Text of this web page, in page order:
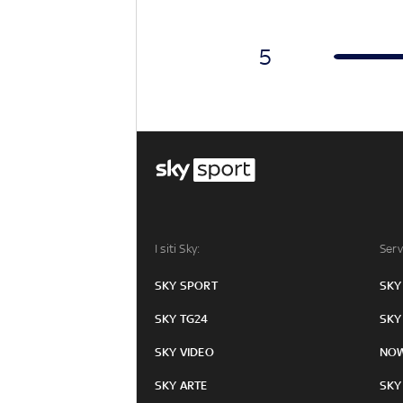
5
I siti Sky:
SKY SPORT
SKY TG24
SKY VIDEO
SKY ARTE